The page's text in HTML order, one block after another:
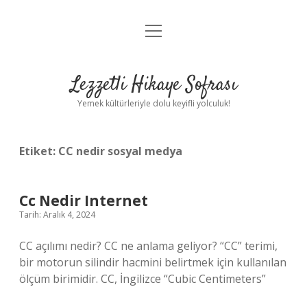
Anasayfa
Yasal Uyarı
menüyü
Lezzetli Hikaye Sofrası
Yemek kültürleriyle dolu keyifli yolculuk!
Etiket: CC nedir sosyal medya
Cc Nedir Internet
Tarih: Aralık 4, 2024
CC açılımı nedir? CC ne anlama geliyor? “CC” terimi,
bir motorun silindir hacmini belirtmek için kullanılan
ölçüm birimidir. CC, İngilizce “Cubic Centimeters”